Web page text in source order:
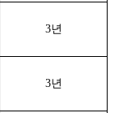
3년
3년